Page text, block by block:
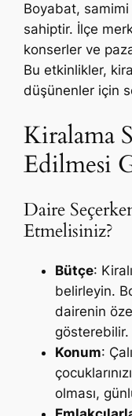
Boyabat, samimi
sahiptir. İlçe
konserler ve
Bu etkinlikler,
düşünenler için
Kiralama
Edilmesi
Daire
Etmelisiniz?
Bütçe:
belirleyin.
dairenin
gösterebilir.
Konum:
olması,